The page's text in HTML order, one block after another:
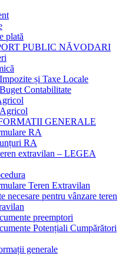
plată
PUBLIC NĂVODARI
și Taxe Locale
Contabilitate
GENERALE
RA
RA
extravilan – LEGEA
Teren Extravilan
necesare pentru vânzare teren
preemptori
Potențiali Cumpărători
generale